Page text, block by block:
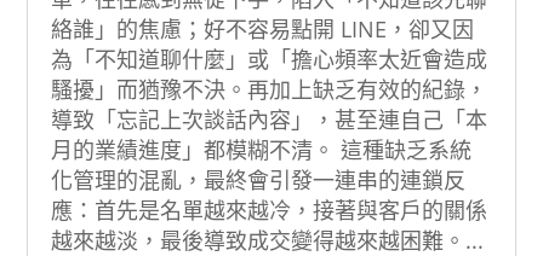
絡誰」的焦慮；好不容易點開 LINE，卻又因
為「不知道聊什麼」或「擔心頻率太近會造成
騷擾」而猶豫不決。再加上缺乏有效的紀錄，
導致「忘記上次談話內容」，甚至連自己「本
月的業績進度」都模糊不清。 這種缺乏系統
化管理的混亂，最終會引發一連串的連鎖反
應：首先是名單越來越冷，接著與客戶的關係
越來越淡，最後導致成交變得越來越困難。...